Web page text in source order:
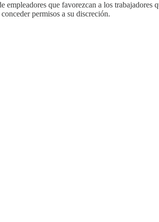
empleadores que favorezcan a los
permisos a su discreción.